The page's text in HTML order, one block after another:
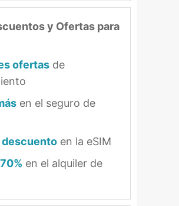
y Ofertas para
ofertas de
en el seguro de
descuento en la eSIM
en el alquiler de